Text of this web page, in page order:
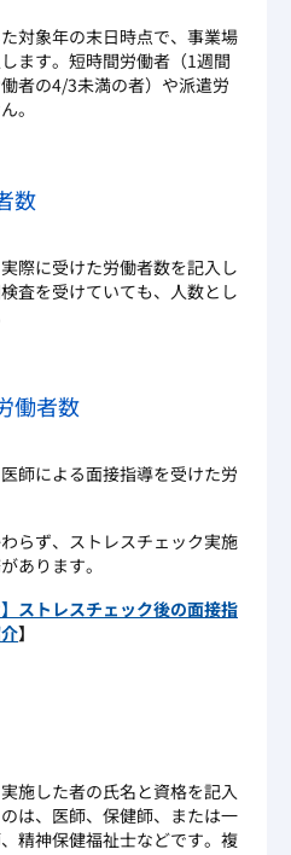
対象年の末日時点で、事業場
ます。短時間労働者（1週間
者の4/3未満の者）や派遣労
。
数
際に受けた労働者数を記入し
査を受けていても、人数とし
働者数
師による面接指導を受けた労
らず、ストレスチェック実施
あります。
】ストレスチェック後の面接指
】
施した者の氏名と資格を記入
は、医師、保健師、または一
精神保健福祉士などです。複